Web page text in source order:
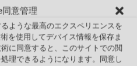
同意管理
ような最高のエクスペリエンスを
を使用してデバイス情報を保存ま
に同意すると、このサイトでの閲
理できるようになります。同意し
いただきます。夏季休業明け
以降にご注文いただきまし
対応させていただきます。